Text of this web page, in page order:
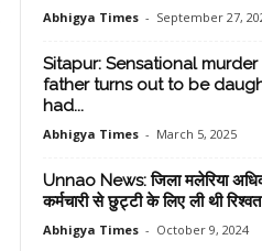
Abhigya Times - September 27,
Sitapur: Sensational
father turns out to be
had...
Abhigya Times - March 5, 2025
Unnao News: जिला मलेरिया
कर्मचारी से छुट्टी के लिए ली थी रिश्वत
Abhigya Times - October 9, 2024